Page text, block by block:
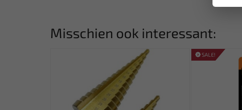
Misschien ook interessant:
SALE!